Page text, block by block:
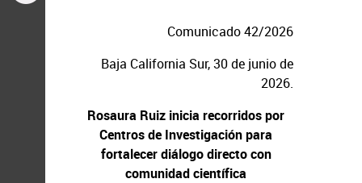
Comunicado 42/2026
Baja California Sur, 30 de junio de
2026.
Rosaura Ruiz inicia recorridos por
Centros de Investigación para
fortalecer diálogo directo con
comunidad científica